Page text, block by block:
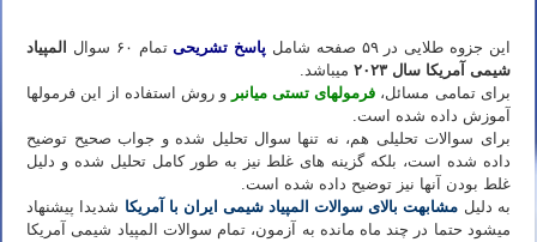
این جزوه طلایی در ۵۹ صفحه شامل پاسخ تشریحیتمام ۶۰ سوال
المپیاد
شیمی آمریکا سال ۲۰۲۳
می­باشد.
برای تمامی مسائل، فرمول­های تستی میان­بر و روش استفاده از این فرمولها
آموزش داده شده است.
برای سوالات تحلیلی هم، نه تنها سوال تحلیل شده و جواب صحیح توضیح
داده شده است، بلکه گزینه های غلط نیز به طور کامل تحلیل شده و دلیل
غلط بودن آنها نیز توضیح داده شده است.
به دلیل مشابهت بالای سوالات المپیاد شیمی ایران با آمریکا شدیدا پیشنهاد
می­شود حتما در چند ماه مانده به آزمون، تمام سوالات المپیاد شیمی آمریکا